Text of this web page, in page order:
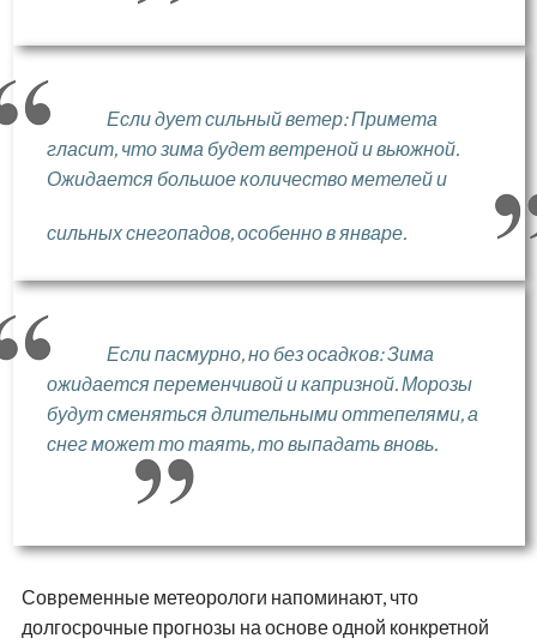
Если дует сильный ветер: Примета
гласит, что зима будет ветреной и вьюжной.
Ожидается большое количество метелей и
сильных снегопадов, особенно в январе.
Если пасмурно, но без осадков: Зима
ожидается переменчивой и капризной. Морозы
будут сменяться длительными оттепелями, а
снег может то таять, то выпадать вновь.
Современные метеорологи напоминают, что
долгосрочные прогнозы на основе одной конкретной